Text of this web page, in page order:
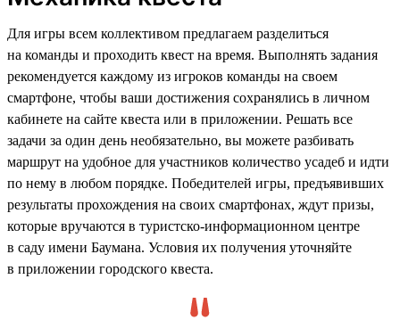
Для игры всем коллективом предлагаем разделиться
на команды и проходить квест на время. Выполнять задания
рекомендуется каждому из игроков команды на своем
смартфоне, чтобы ваши достижения сохранялись в личном
кабинете на сайте квеста или в приложении. Решать все
задачи за один день необязательно, вы можете разбивать
маршрут на удобное для участников количество усадеб и идти
по нему в любом порядке. Победителей игры, предъявивших
результаты прохождения на своих смартфонах, ждут призы,
которые вручаются в туристско-информационном центре
в саду имени Баумана. Условия их получения уточняйте
в приложении городского квеста.